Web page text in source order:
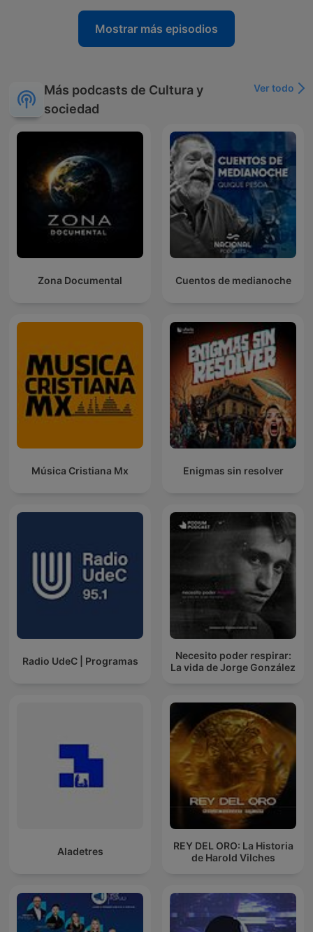
Mostrar más episodios
Más podcasts de Cultura y
sociedad
Ver todo
Zona Documental Cuentos de medianoche
Música Cristiana Mx Enigmas sin resolver
Radio UdeC | Programas
Necesito poder respirar:
La vida de Jorge González
Aladetres
REY DEL ORO: La Historia
de Harold Vilches